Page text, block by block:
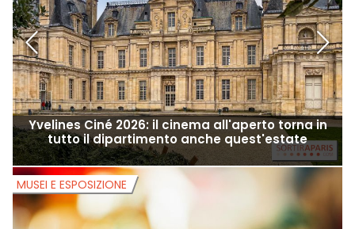
Yvelines Ciné 2026: il cinema all'aperto torna in
tutto il dipartimento anche quest'estate
MUSEI E ESPOSIZIONE